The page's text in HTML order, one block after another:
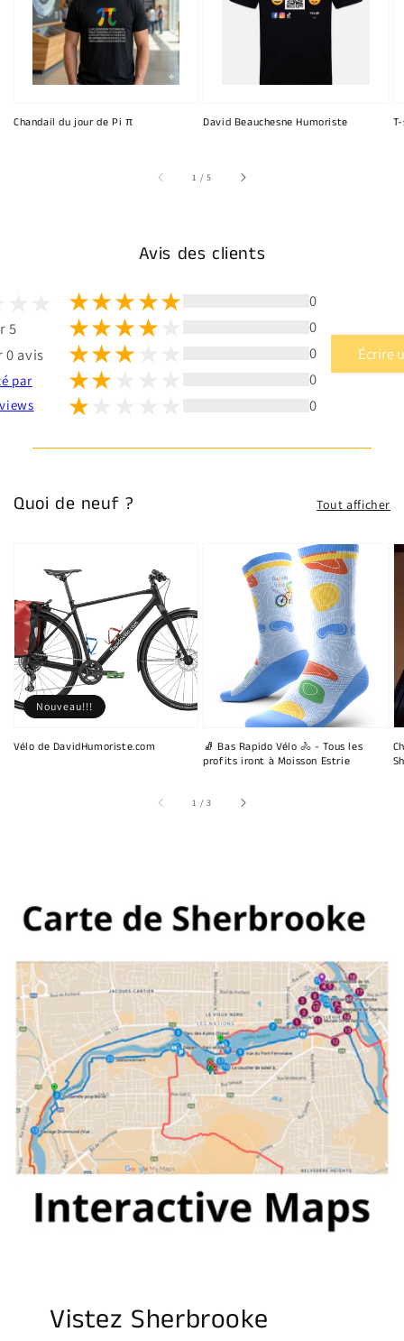
Chandail du jour de Pi π David Beauchesne Humoriste
1 /sur
5
Avis des clients
5
0 avis
par
0
0
0
0
0
Écrire
Quoi de neuf ? Tout afficher
Vélo de DavidHumoriste.com
Nouveau!!!
🧦 Bas Rapido Vélo 🚴 - Tous les
profits iront à Moisson Estrie
1 /sur
3
Vistez Sherbrooke